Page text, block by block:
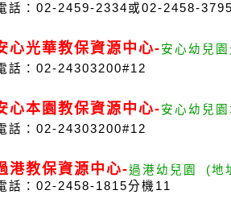
話： 02-2459-2334或02-2458-
心光華教保資源中心-安心幼兒
話： 02-24303200#12
心本園 教保資源中心-安心幼兒園
話： 02-24303200#12
港教保資源中心-過港幼兒園 (地
話：02-2458-1815分機11